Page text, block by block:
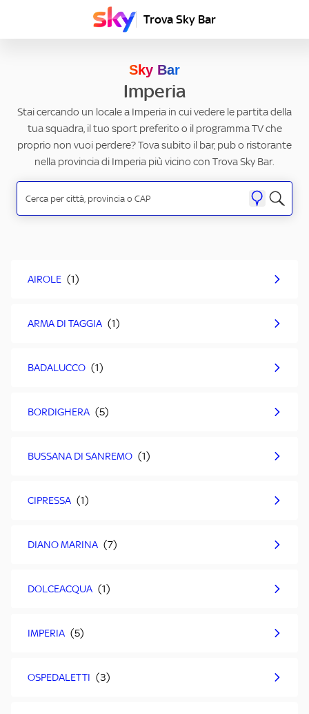
Trova Sky Bar
Sky Bar
Imperia
Stai cercando un locale a Imperia in cui vedere le partita della
tua squadra, il tuo sport preferito o il programma TV che
proprio non vuoi perdere? Tova subito il bar, pub o ristorante
nella provincia di Imperia più vicino con Trova Sky Bar.
AIROLE
ARMA DI TAGGIA
BADALUCCO
BORDIGHERA
BUSSANA DI SANREMO
CIPRESSA
DIANO MARINA
DOLCEACQUA
IMPERIA
OSPEDALETTI